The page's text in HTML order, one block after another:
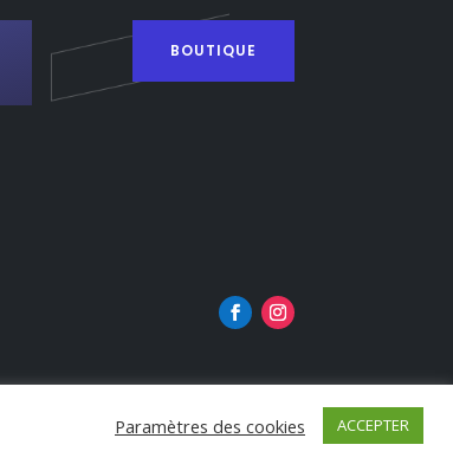
BOUTIQUE
Paramètres des cookies ACCEPTER